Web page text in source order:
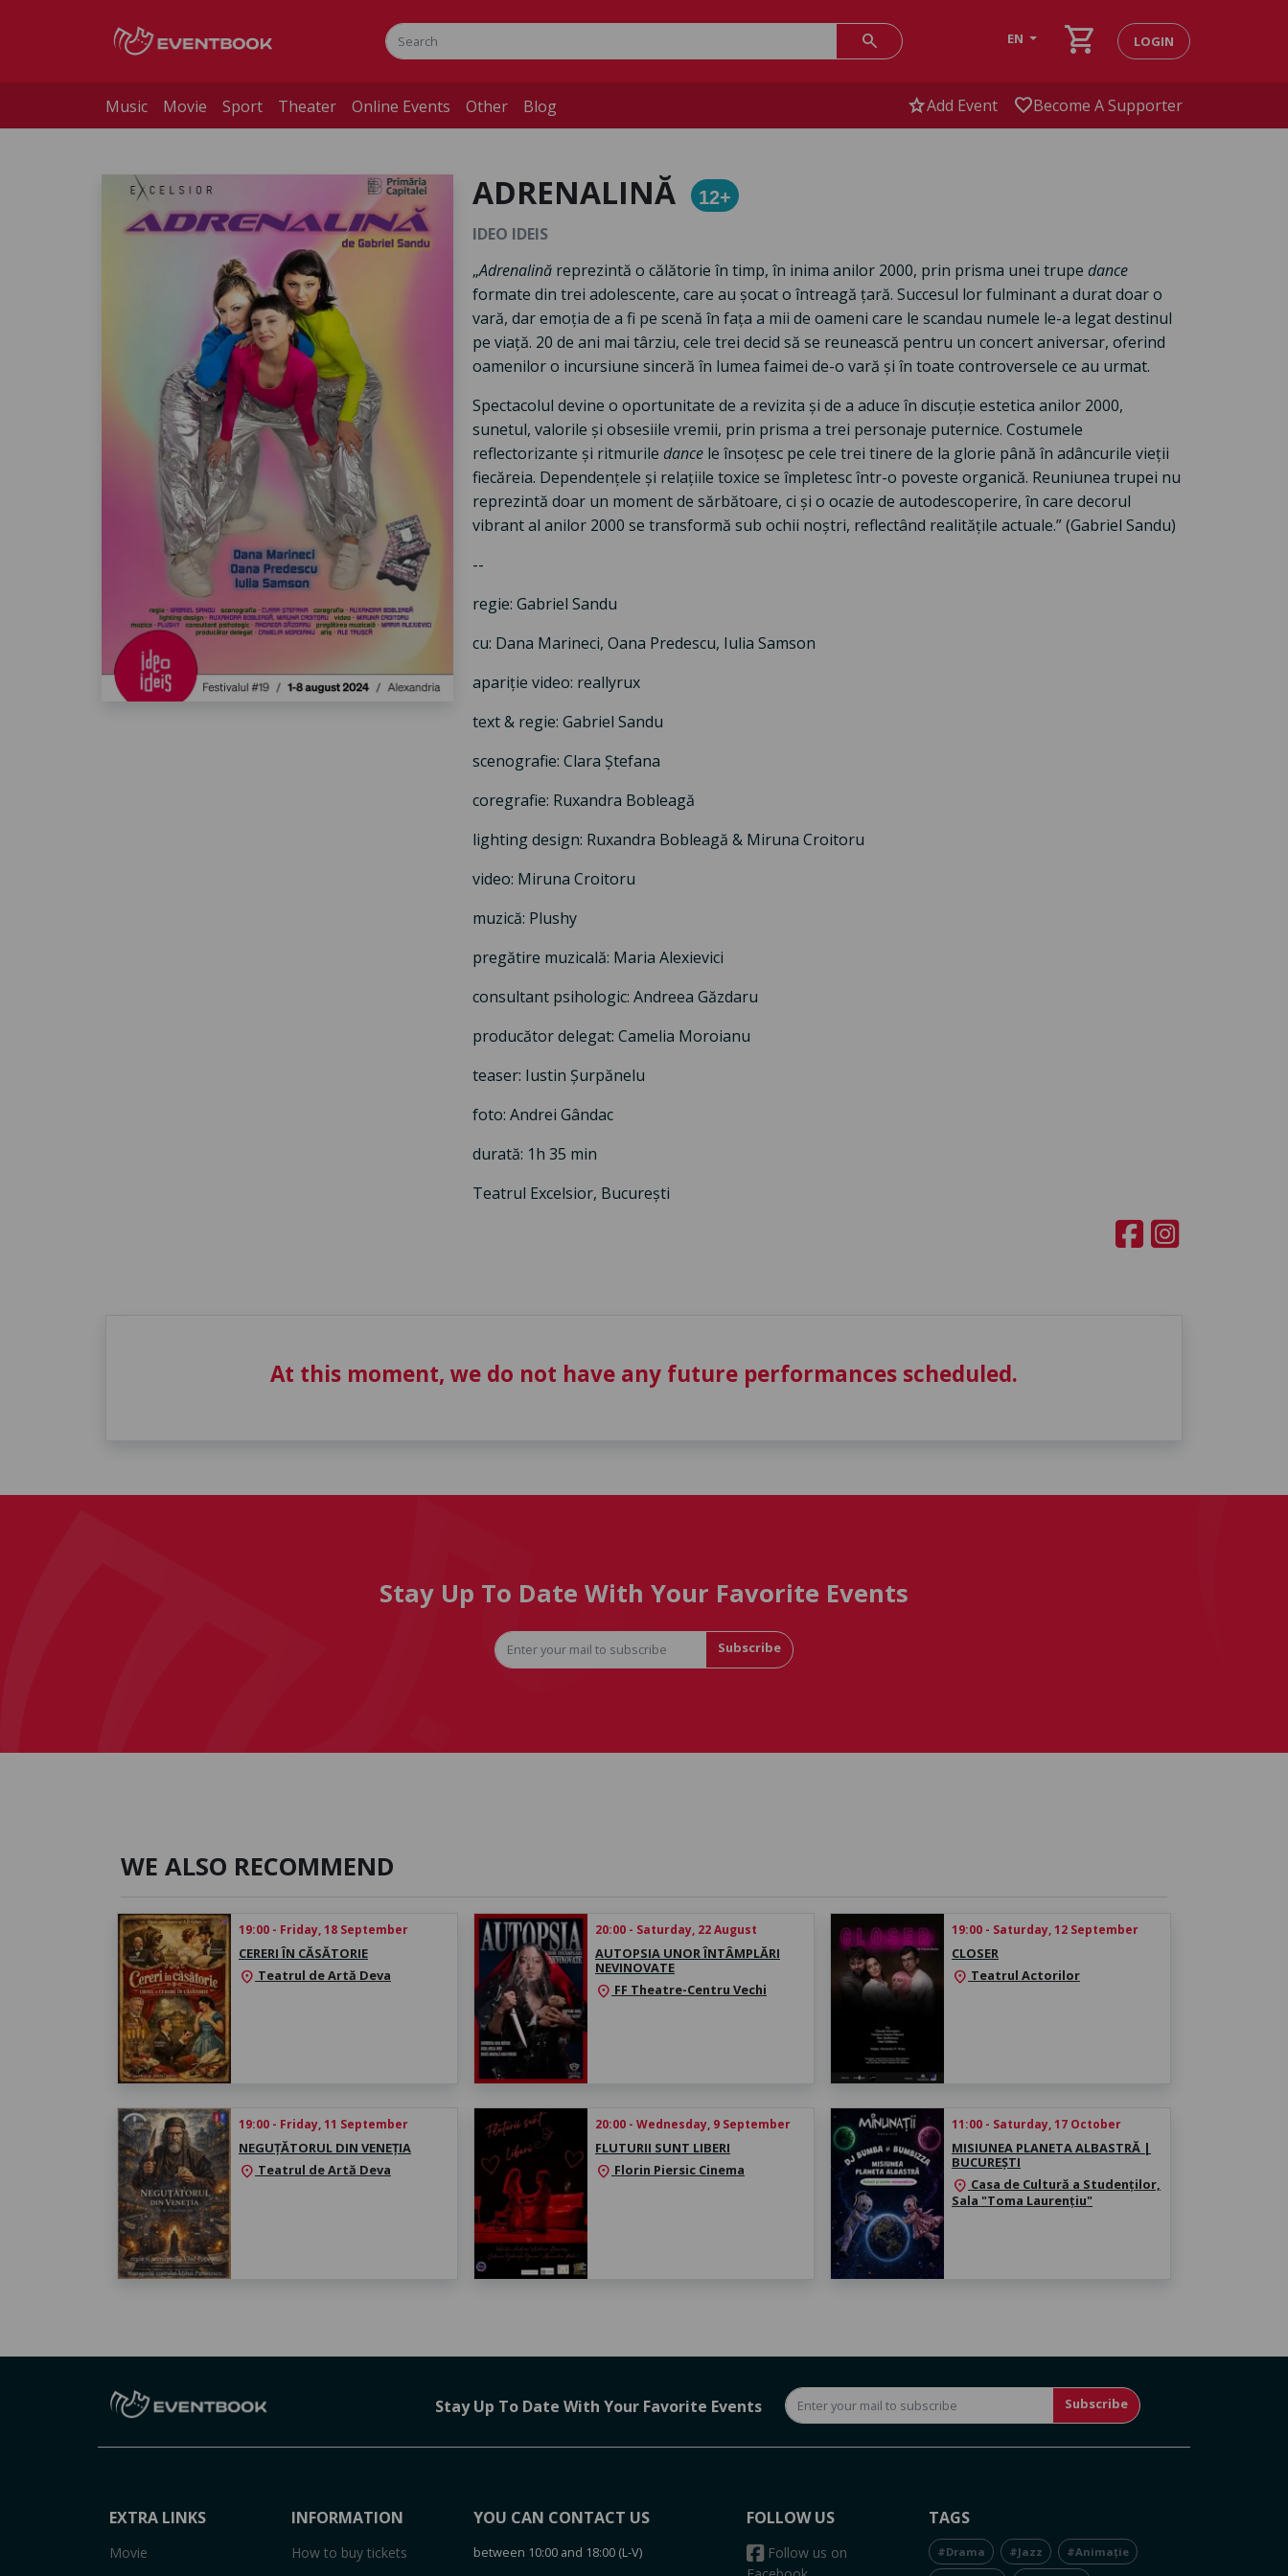
search EN shopping_cart LOGIN
Music Movie Sport Theater Online Events Other Blog starAdd Event favoriteBecome A Supporter
ADRENALINĂ
12+
IDEO IDEIS
„Adrenalinăreprezintă o călătorie în timp, în inima anilor 2000, prin prisma unei trupe dance
formate din trei adolescente, care au șocat o întreagă țară. Succesul lor fulminant a durat doar o
vară, dar emoția de a fi pe scenă în fața a mii de oameni care le scandau numele le-a legat destinul
pe viață. 20 de ani mai târziu, cele trei decid să se reunească pentru un concert aniversar, oferind
oamenilor o incursiune sinceră în lumea faimei de-o vară și în toate controversele ce au urmat.
Spectacolul devine o oportunitate de a revizita și de a aduce în discuție estetica anilor 2000,
sunetul, valorile și obsesiile vremii, prin prisma a trei personaje puternice. Costumele
reflectorizante și ritmurile dancele însoțesc pe cele trei tinere de la glorie până în adâncurile vieții
fiecăreia. Dependențele și relațiile toxice se împletesc într-o poveste organică. Reuniunea trupei nu
reprezintă doar un moment de sărbătoare, ci și o ocazie de autodescoperire, în care decorul
vibrant al anilor 2000 se transformă sub ochii noștri, reflectând realitățile actuale.” (Gabriel Sandu)
--
regie: Gabriel Sandu
cu: Dana Marineci, Oana Predescu, Iulia Samson
apariție video: reallyrux
text & regie: Gabriel Sandu
scenografie: Clara Ștefana
coregrafie: Ruxandra Bobleagă
lighting design: Ruxandra Bobleagă & Miruna Croitoru
video: Miruna Croitoru
muzică: Plushy
pregătire muzicală: Maria Alexievici
consultant psihologic: Andreea Găzdaru
producător delegat: Camelia Moroianu
teaser: Iustin Șurpănelu
foto: Andrei Gândac
durată: 1h 35 min
Teatrul Excelsior, București
At this moment, we do not have any future performances scheduled.
Stay Up To Date With Your Favorite Events
Subscribe
WE ALSO RECOMMEND
19:00 - Friday, 18 September
CERERI ÎN CĂSĂTORIE
location_on Teatrul de Artă Deva
20:00 - Saturday, 22 August
AUTOPSIA UNOR ÎNTÂMPLĂRI
NEVINOVATE
location_on FF Theatre-Centru Vechi
19:00 - Saturday, 12 September
CLOSER
location_on Teatrul Actorilor
19:00 - Friday, 11 September
NEGUȚĂTORUL DIN VENEȚIA
location_on Teatrul de Artă Deva
20:00 - Wednesday, 9 September
FLUTURII SUNT LIBERI
location_on Florin Piersic Cinema
11:00 - Saturday, 17 October
MISIUNEA PLANETA ALBASTRĂ |
BUCUREȘTI
location_on Casa de Cultură a Studenților,
Sala "Toma Laurențiu"
Stay Up To Date With Your Favorite Events Subscribe
EXTRA LINKS
Movie
INFORMATION
How to buy tickets
YOU CAN CONTACT US
between 10:00 and 18:00 (L-V)
FOLLOW US
Follow us on
TAGS
#Drama #Jazz #Animație